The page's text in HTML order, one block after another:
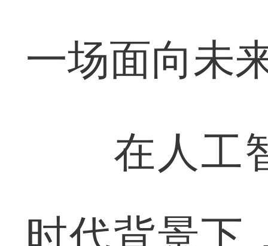
一场面向未
在人工智
时代背景下